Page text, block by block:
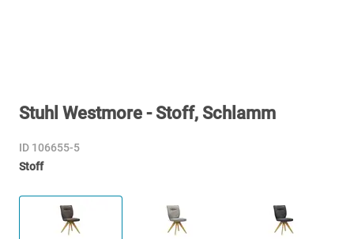
Stuhl Westmore - Stoff, Schlamm
ID 106655-5
Stoff